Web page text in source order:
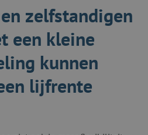
zelfstandigen
een kleine
kunnen
lijfrente